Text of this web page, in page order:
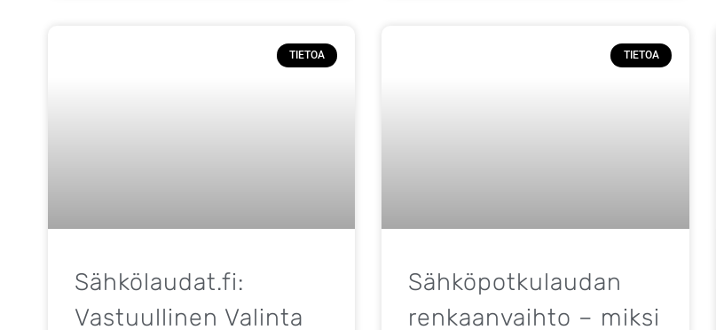
TIETOA
Sähkölaudat.fi:
Vastuullinen Valinta
TIETOA
Sähköpotkulaudan
renkaanvaihto – miksi